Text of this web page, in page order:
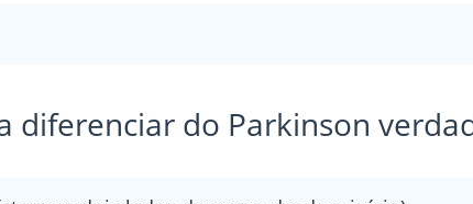
diferenciar do Parkinson